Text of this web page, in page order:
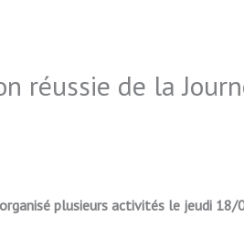
réussie de la
plusieurs activités le jeudi